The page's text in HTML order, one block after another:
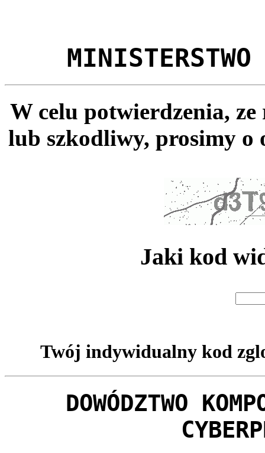
MINISTERSTWO
W celu potwierdzenia,
lub szkodliwy, prosimy o
Jaki kod
Twój indywidualny kod
DOWÓDZTWO